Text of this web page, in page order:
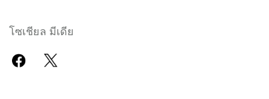
โซเชียล มีเดีย